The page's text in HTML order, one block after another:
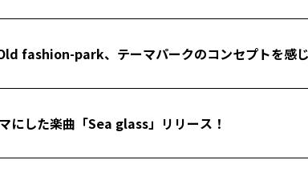
fashion-park、テーマパークのコンセプトを感
にした楽曲「Sea glass」リリース！